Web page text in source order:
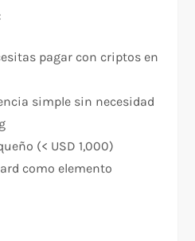
pagar con criptos en
simple sin necesidad
(< USD 1,000)
como elemento